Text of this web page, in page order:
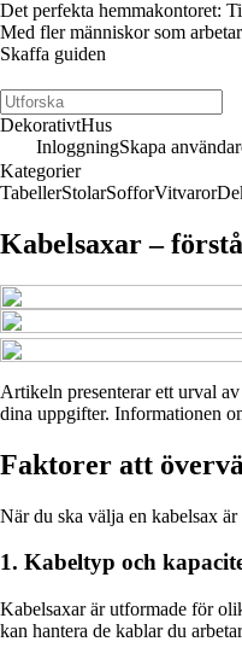
Det perfekta hemmakontoret:
Med fler människor som
Skaffa guiden
DekorativtHus
InloggningSkapa
Kategorier
TabellerStolarSofforVitvaror
Kabelsaxar –
Artikeln presenterar ett urval
dina uppgifter. Informationen
Faktorer att
När du ska välja en kabelsax
1. Kabeltyp och
Kabelsaxar är utformade för
kan hantera de kablar du